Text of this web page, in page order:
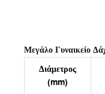
Μεγάλο Γυναικείο
Διάμετρος
(mm)